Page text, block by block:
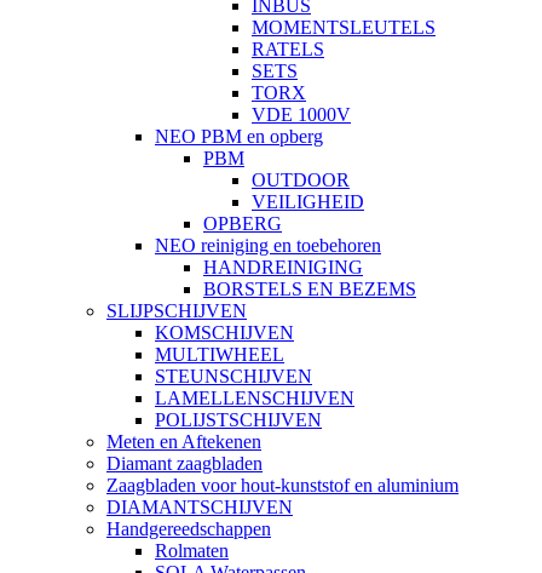
INBUS
MOMENTSLEUTELS
RATELS
SETS
TORX
VDE 1000V
NEO PBM en opberg
PBM
OUTDOOR
VEILIGHEID
OPBERG
NEO reiniging en toebehoren
HANDREINIGING
BORSTELS EN BEZEMS
SLIJPSCHIJVEN
KOMSCHIJVEN
MULTIWHEEL
STEUNSCHIJVEN
LAMELLENSCHIJVEN
POLIJSTSCHIJVEN
Meten en Aftekenen
Diamant zaagbladen
Zaagbladen voor hout-kunststof en aluminium
DIAMANTSCHIJVEN
Handgereedschappen
Rolmaten